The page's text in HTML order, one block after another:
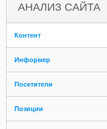
АНАЛИЗ САЙТА
Контент
Информер
Посетители
Позиции